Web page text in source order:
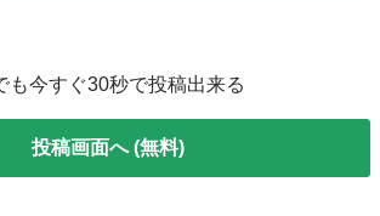
も今すぐ30秒で投稿出来る
投稿画面へ (無料)